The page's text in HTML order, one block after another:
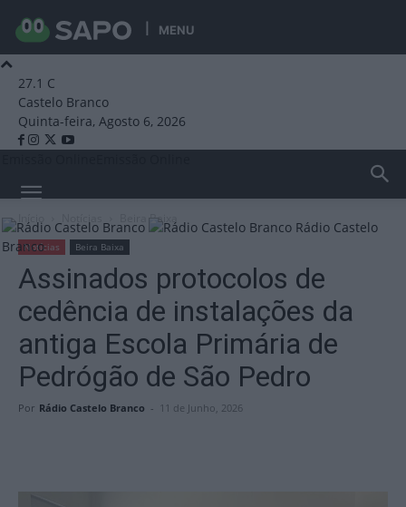
MENU
27.1 C
Castelo Branco
Quinta-feira, Agosto 6, 2026
Rádio Castelo
Branco
Beira Baixa
Notícias Beira Baixa
Assinados protocolos de
cedência de instalações da
antiga Escola Primária de
Pedrógão de São Pedro
Por Rádio Castelo Branco - 11 de Junho, 2026